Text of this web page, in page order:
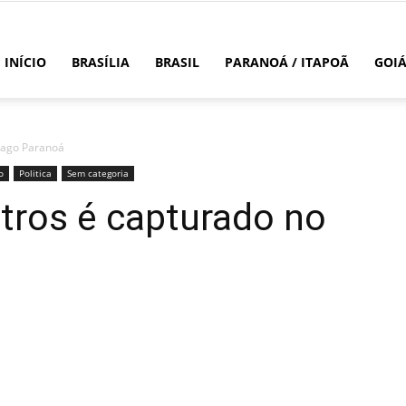
INÍCIO BRASÍLIA BRASIL PARANOÁ / ITAPOÃ
Paranoá
Politica Sem categoria
é capturado no